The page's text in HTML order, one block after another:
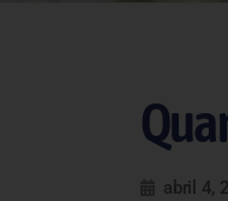
abril 4,